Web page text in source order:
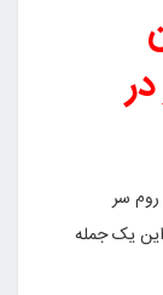
سر
این یک جمله